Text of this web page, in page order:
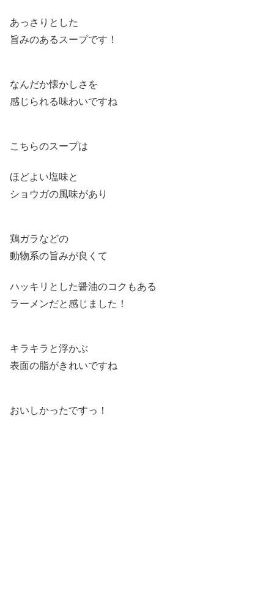
あっさりとした
旨みのあるスープです！
なんだか懐かしさを
感じられる味わいですね
こちらのスープは
ほどよい塩味と
ショウガの風味があり
鶏ガラなどの
動物系の旨みが良くて
ハッキリとした醤油のコクもある
ラーメンだと感じました！
キラキラと浮かぶ
表面の脂がきれいですね
おいしかったですっ！